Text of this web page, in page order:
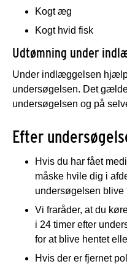
Kogt æg
Kogt hvid fisk
Udtømning under
Under indlæggelsen
undersøgelsen. Det
undersøgelsen og på
Efter
Hvis du har fået
måske hvile dig i
undersøgelsen blive
Vi fraråder, at du
i 24 timer efter
for at blive hentet
Hvis der er fjernet